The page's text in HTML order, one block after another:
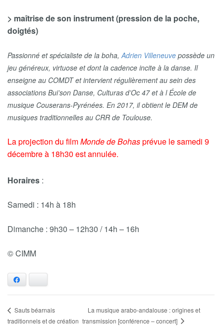
> maîtrise de son instrument (pression de la poche,
doigtés)
Passionné et spécialiste de la boha, Adrien Villeneuve possède un
jeu généreux, virtuose et dont la cadence incite à la danse. Il
enseigne au COMDT et intervient régulièrement au sein des
associations Bui’son Danse, Culturas d’Oc 47 et à l École de
musique Couserans-Pyrénées. En 2017, il obtient le DEM de
musiques traditionnelles au CRR de Toulouse.
La projection du filmMonde de Bohasprévue le samedi 9
décembre à 18h30 est annulée.
Horaires :
Samedi : 14h à 18h
Dimanche : 9h30 – 12h30 / 14h – 16h
© CIMM
Sauts béarnais
traditionnels et de création
La musique arabo-andalouse : origines et
transmission [conférence – concert]